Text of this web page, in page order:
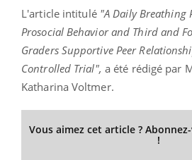
L'article intitulé "A Daily Breathing
Prosocial Behavior and Third and
Graders Supportive Peer
Controlled Trial", a été rédigé par
Katharina Voltmer.
Vous aimez cet article ?
!